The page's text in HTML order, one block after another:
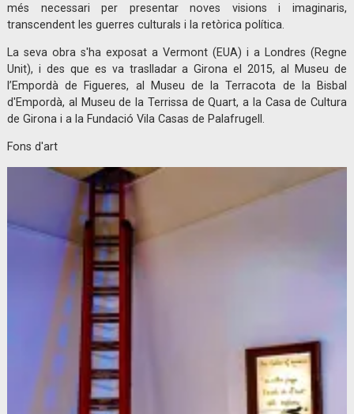
més necessari per presentar noves visions i imaginaris,
transcendent les guerres culturals i la retòrica política.
La seva obra s'ha exposat a Vermont (EUA) i a Londres (Regne
Unit), i des que es va traslladar a Girona el 2015, al Museu de
l’Empordà de Figueres, al Museu de la Terracota de la Bisbal
d'Empordà, al Museu de la Terrissa de Quart, a la Casa de Cultura
de Girona i a la Fundació Vila Casas de Palafrugell.
Fons d'art